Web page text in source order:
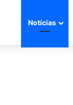
Notícias